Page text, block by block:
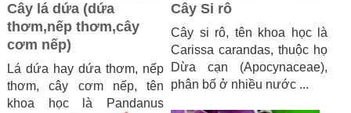
Cây lá dứa (dứa
thơm,nếp thơm,cây
cơm nếp)
Lá dứa hay dứa thơm, nếp
thơm, cây cơm nếp, tên
khoa học là Pandanus
Cây Si rô
Cây si rô, tên khoa học là
Carissa carandas, thuộc họ
Dừa cạn (Apocynaceae),
phân bố ở nhiều nước ...